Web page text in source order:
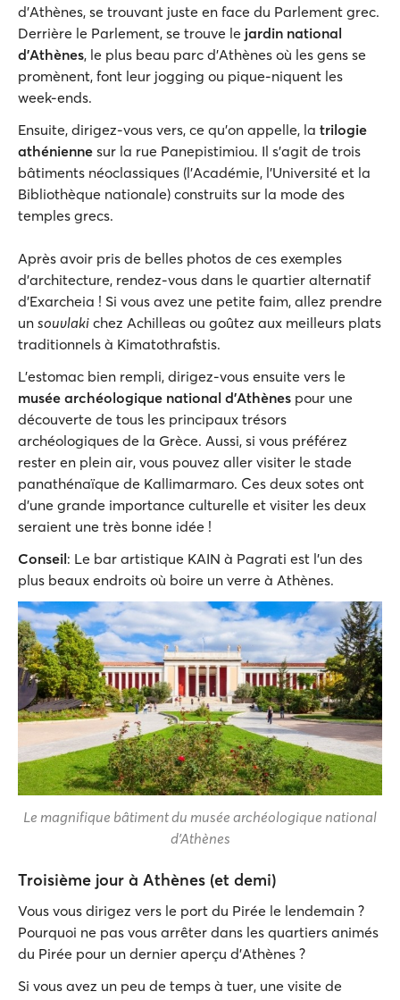
d'Athènes, se trouvant juste en face du Parlement grec.
Derrière le Parlement, se trouve le jardin national
d'Athènes, le plus beau parc d'Athènes où les gens se
promènent, font leur jogging ou pique-niquent les
week-ends.
Ensuite, dirigez-vous vers, ce qu'on appelle, la trilogie
athénienne sur la rue Panepistimiou. Il s'agit de trois
bâtiments néoclassiques (l'Académie, l'Université et la
Bibliothèque nationale) construits sur la mode des
temples grecs.
Après avoir pris de belles photos de ces exemples
d'architecture, rendez-vous dans le quartier alternatif
d'Exarcheia ! Si vous avez une petite faim, allez prendre
un souvlaki chez Achilleas ou goûtez aux meilleurs plats
traditionnels à Kimatothrafstis.
L'estomac bien rempli, dirigez-vous ensuite vers le
musée archéologique national d'Athènes pour une
découverte de tous les principaux trésors
archéologiques de la Grèce. Aussi, si vous préférez
rester en plein air, vous pouvez aller visiter le stade
panathénaïque de Kallimarmaro. Ces deux sotes ont
d'une grande importance culturelle et visiter les deux
seraient une très bonne idée !
Conseil: Le bar artistique KAIN à Pagrati est l'un des
plus beaux endroits où boire un verre à Athènes.
Le magnifique bâtiment du musée archéologique national
d'Athènes
Troisième jour à Athènes (et demi)
Vous vous dirigez vers le port du Pirée le lendemain ?
Pourquoi ne pas vous arrêter dans les quartiers animés
du Pirée pour un dernier aperçu d'Athènes ?
Si vous avez un peu de temps à tuer, une visite de